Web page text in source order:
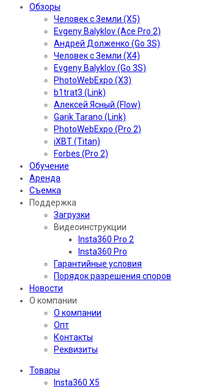
Обзоры
Человек с Земли (X5)
Evgeny Balyklov (Ace Pro 2)
Андрей Долженко (Go 3S)
Человек с Земли (X4)
Evgeny Balyklov (Go 3S)
PhotoWebExpo (X3)
b1trat3 (Link)
Алексей Ясный (Flow)
Garik Tarano (Link)
PhotoWebExpo (Pro 2)
iXBT (Titan)
Forbes (Pro 2)
Обучение
Аренда
Съемка
Поддержка
Загрузки
Видеоинструкции
Insta360 Pro 2
Insta360 Pro
Гарантийные условия
Порядок разрешения споров
Новости
О компании
О компании
Опт
Контакты
Реквизиты
Товары
Insta360 X5